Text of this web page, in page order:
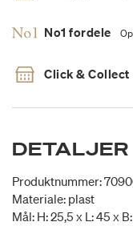
No1 fordele
Click & Collect
DETALJER
Produktnummer:
Materiale: plast
Mål: H: 25,5 x L: 45 x